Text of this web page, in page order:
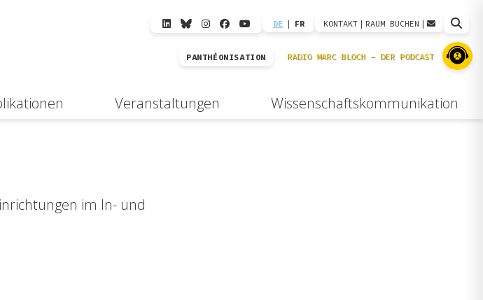
DE | FR KONTAKT | RAUM BUCHEN |
PANTHÉONISATION
Veranstaltungen Wissenschaftskommunikation
im In- und